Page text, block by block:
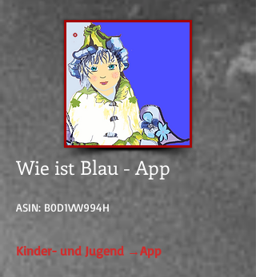
Wie ist Blau - App
ASIN: B0D1VW994H
Kinder- und Jugend →App